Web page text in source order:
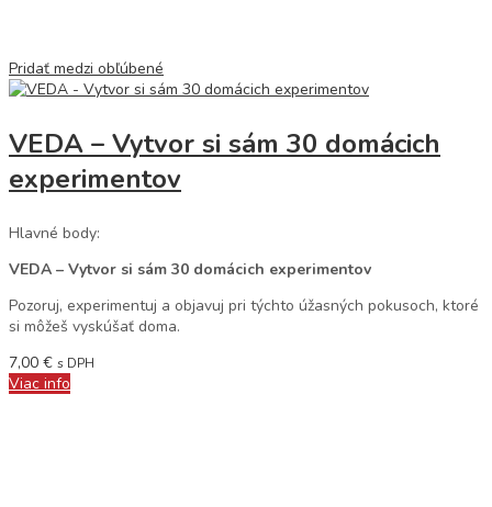
Pridať medzi obľúbené
VEDA – Vytvor si sám 30 domácich
experimentov
Hlavné body:
VEDA – Vytvor si sám 30 domácich experimentov
Pozoruj, experimentuj a objavuj pri týchto úžasných pokusoch, ktoré
si môžeš vyskúšať doma.
7,00 € s DPH
Viac info